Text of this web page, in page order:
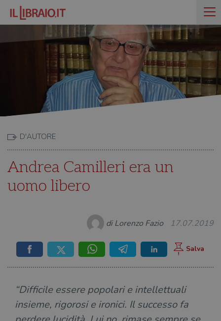
D'AUTORE
Andrea Camilleri era un
uomo libero
di Lorenzo Fazio 17.07.2019
“Difficile essere popolari e intellettuali
insieme, rigorosi e ironici. Il successo fa